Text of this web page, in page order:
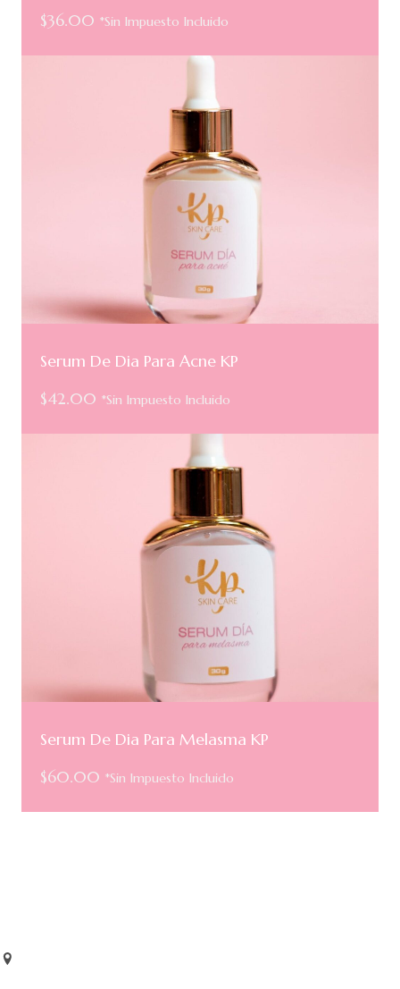
$36.00 *Sin Impuesto Incluido
Serum De Dia Para Acne KP
$42.00 *Sin Impuesto Incluido
Serum De Dia Para Melasma KP
$60.00 *Sin Impuesto Incluido